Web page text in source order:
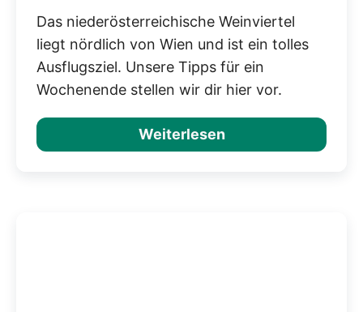
Das niederösterreichische Weinviertel
liegt nördlich von Wien und ist ein tolles
Ausflugsziel. Unsere Tipps für ein
Wochenende stellen wir dir hier vor.
Weiterlesen